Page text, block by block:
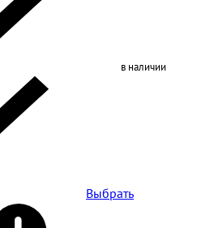
в наличии
Выбрать